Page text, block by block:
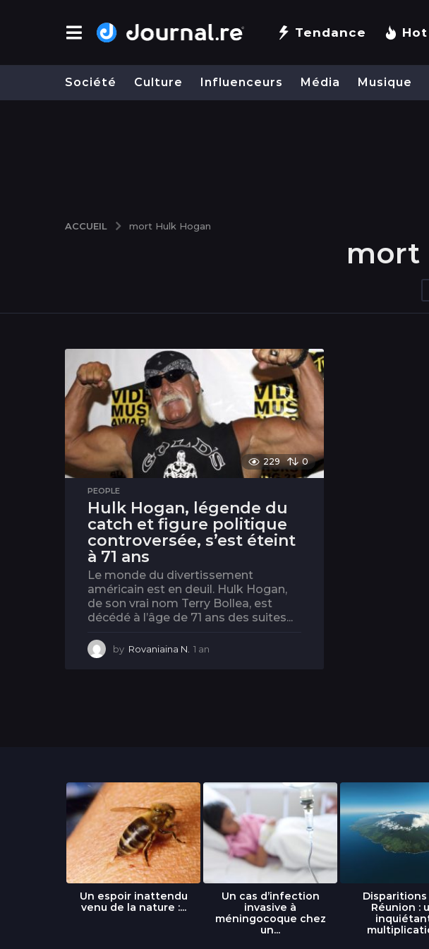
Tendance Hot
Société Culture Influenceurs Média Musique
ACCUEIL mort Hulk Hogan
mort
229 0
PEOPLE
Hulk Hogan, légende du
catch et figure politique
controversée, s’est éteint
à 71 ans
Le monde du divertissement
américain est en deuil. Hulk Hogan,
de son vrai nom Terry Bollea, est
décédé à l’âge de 71 ans des suites...
by Rovaniaina N. 1 an
Un espoir inattendu
venu de la nature :...
Un cas d’infection
invasive à
méningocoque chez
un...
Disparitions
Réunion :